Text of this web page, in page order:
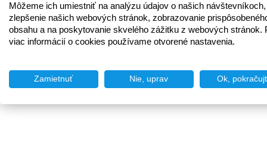
Môžeme ich umiestniť na analýzu údajov o našich
zlepšenie našich webových stránok, zobrazovanie
obsahu a na poskytovanie skvelého zážitku z webových stránok.
viac informácií o cookies používame otvorené nastavenia.
Zamietnuť Nie, uprav Ok,